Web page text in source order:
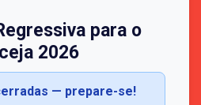
para o
2026
— prepare-se!